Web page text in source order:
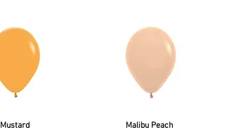
Mustard Malibu Peach